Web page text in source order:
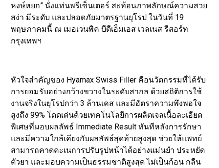
หงษ์หยก” นั่งแท่นพรีเซ็นเตอร์ สะท้อนภาพลักษณ์ความสวย
สง่า มีระดับ และปลอดภัยมาตรฐานยุโรป ในวันที่ 19
พฤษภาคมนี้ ณ เมอเวนพิค บีดีเอ็มเอส เวลเนส รีสอร์ท
กรุงเทพฯ
หัวใจสำคัญของ Hyamax Swiss Filler คือนวัตกรรมที่ได้รับ
การยอมรับอย่างกว้างขวางในระดับสากล ด้วยสถิติการใช้
งานจริงในยุโรปกว่า 3 ล้านเคส และมีอัตราความพึงพอใจ
สูงถึง 99% โดดเด่นด้วยเทคโนโลยีการผลิตเจลเนื้อละเอียด
พิเศษที่มอบผลลัพธ์ Immediate Result ทันทีหลังการรักษา
และมีความใกล้เคียงกับผลลัพธ์สุดท้ายสูงสุด ช่วยให้แพทย์
สามารถคาดคะเนการปรับรูปหน้าได้อย่างแม่นยำ ประหยัด
ตัวยา และมอบความเป็นธรรมชาติสูงสุด ไม่เป็นก้อน กลืน